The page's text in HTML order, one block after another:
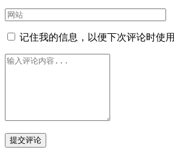
记住我的信息，以便下次评论时使用